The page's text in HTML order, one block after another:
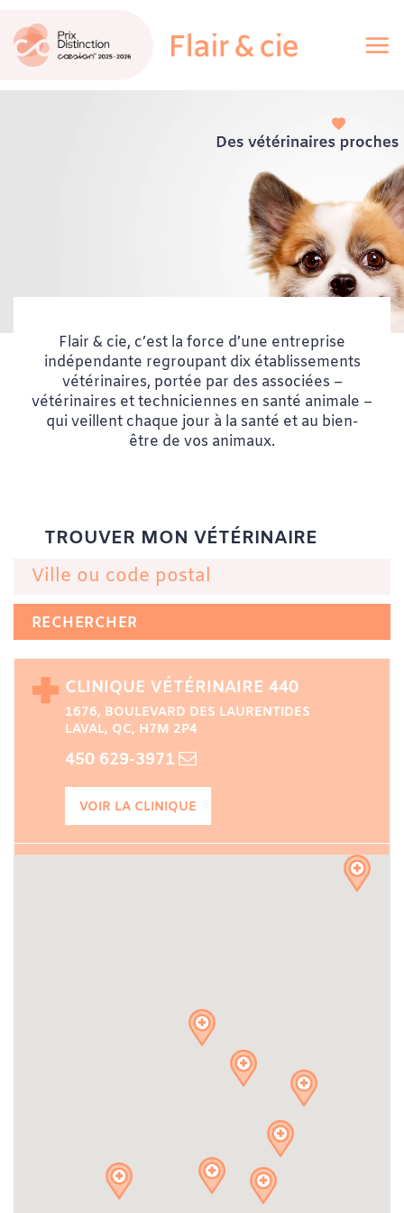
contenu
Flair & cie, c’est la force d’une entreprise
indépendante regroupant dix établissements
vétérinaires, portée par des associées –
vétérinaires et techniciennes en santé animale –
qui veillent chaque jour à la santé et au bien-
être de vos animaux.
CLINIQUE VÉTÉRINAIRE 440
1676, BOULEVARD DES LAURENTIDES
LAVAL, QC, H7M 2P4
450 629-3971
VOIR LA CLINIQUE
VOIR LA CLINIQUE
CLINIQUE VÉTÉRINAIRE DE
40J, BOULEVARD SAINT-CHARLES
514 694-6418